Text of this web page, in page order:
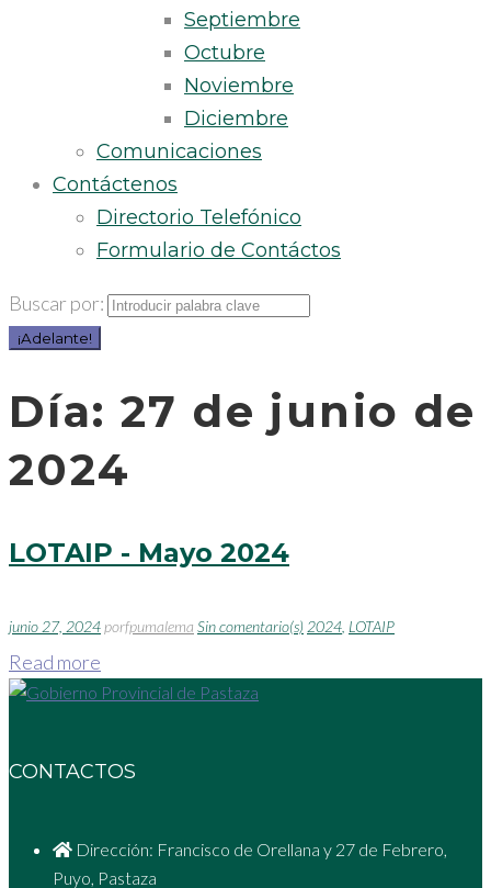
Septiembre
Octubre
Noviembre
Diciembre
Comunicaciones
Contáctenos
Directorio Telefónico
Formulario de Contáctos
Buscar por:
¡Adelante!
Día:27 de junio de
2024
LOTAIP - Mayo 2024
junio 27, 2024porfpumalema Sin comentario(s) 2024 LOTAIP
Read more
CONTACTOS
Dirección: Francisco de Orellana y 27 de Febrero,
Puyo, Pastaza